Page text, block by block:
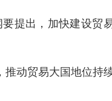
提出，加快建设贸
推动贸易大国地位持